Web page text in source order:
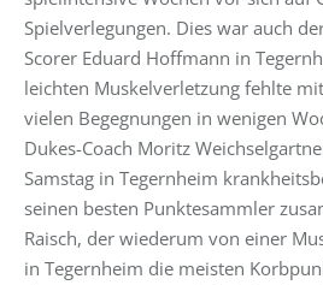
Spielverlegungen. Dies war auch
Scorer Eduard Hoffmann in
leichten Muskelverletzung fehlte
vielen Begegnungen in wenigen
Dukes-Coach Moritz
Samstag in Tegernheim
seinen besten Punktesammler
Raisch, der wiederum von einer
in Tegernheim die meisten